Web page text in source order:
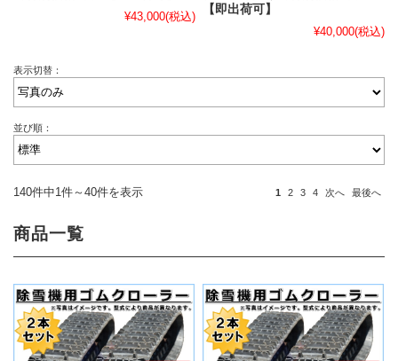
¥43,000(税込)
【即出荷可】
¥40,000(税込)
表示切替：
並び順：
140件中1件～40件を表示 1 2 3 4 次へ 最後へ
商品一覧